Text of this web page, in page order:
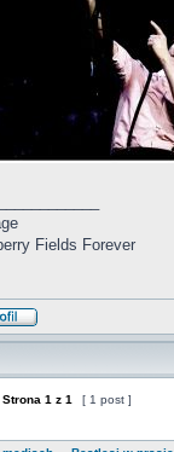
Fields Forever
Strona 1 z 1 [ 1 post ]